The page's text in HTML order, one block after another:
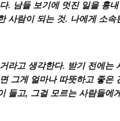
. 남들 보기에 멋진 일을 흉
사람이 되는 것. 나에게 소속
라고 생각한다. 받기 전에는
그게 얼마나 따뜻하고 좋은
들고, 그걸 모르는 사람들에